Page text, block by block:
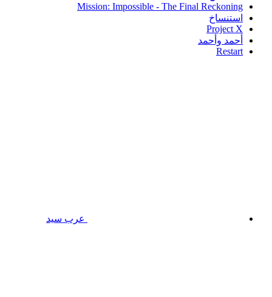
Mission: Impossible - The Final Reckoning
استنساخ
Project X
أحمد وأحمد
Restart
عرب سيد